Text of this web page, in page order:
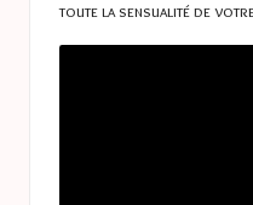
toute la sensualité de